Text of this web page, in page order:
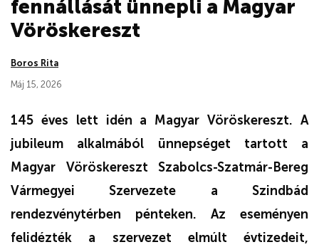
fennállását ünnepli a Magyar
Vöröskereszt
Boros Rita
Máj 15, 2026
145 éves lett idén a Magyar Vöröskereszt. A
jubileum alkalmából ünnepséget tartott a
Magyar Vöröskereszt Szabolcs-Szatmár-Bereg
Vármegyei Szervezete a Szindbád
rendezvénytérben pénteken. Az eseményen
felidézték a szervezet elmúlt évtizedeit,